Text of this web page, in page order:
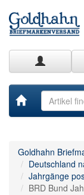
Goldhahn
Deutschland
Jahrgänge
BRD Bund